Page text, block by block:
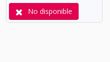
No disponible